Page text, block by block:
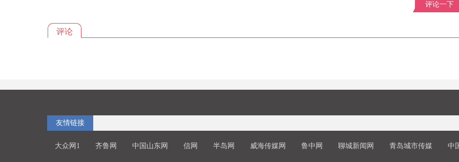
评论一下
评论
友情链接
大众网1 齐鲁网 中国山东网 信网 半岛网 威海传媒网 鲁中网 聊城新闻网 青岛城市传媒 中